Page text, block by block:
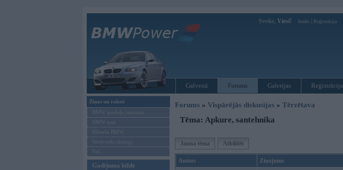
Sveiks, Viesi! Ienākt Reģistrācija
Galvenā Forums Galerijas Reģistrācija
Ziņas un raksti
BMW modeļu jaunumi
BMW testi
Mēneša BMW
Sērijveida tūnings
Vel...
Gadījuma bilde
Forums » Vispārējās diskusijas » Tērzētava
Tēma: Apkure, santehnika
Jauna tēma Atbildēt
Autors Ziņojums